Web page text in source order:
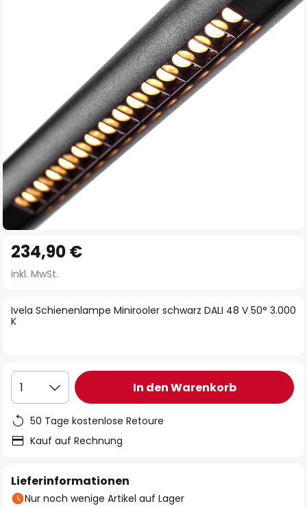
Anfang
der
springen
Ivela Schienenlampe Minirooler schwarz DALI 48 V 50° 3.000
K
234,90 €
inkl. MwSt.
1 In den Warenkorb
50 Tage kostenlose Retoure
Kauf auf Rechnung
Lieferinformationen
Nur noch wenige Artikel auf Lager